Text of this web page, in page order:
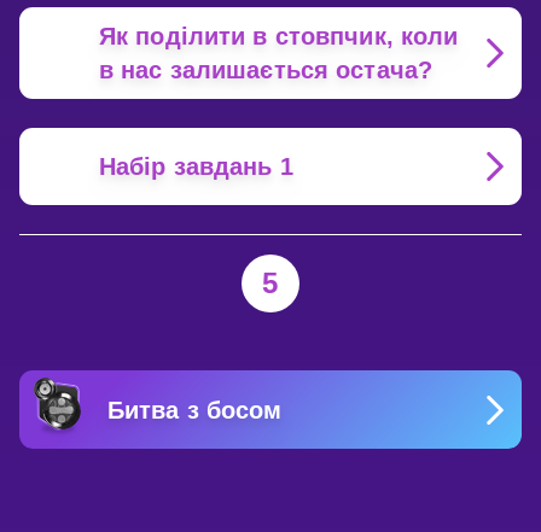
Як поділити в стовпчик, коли
в нас залишається остача?
Набір завдань 1
5
Битва з босом